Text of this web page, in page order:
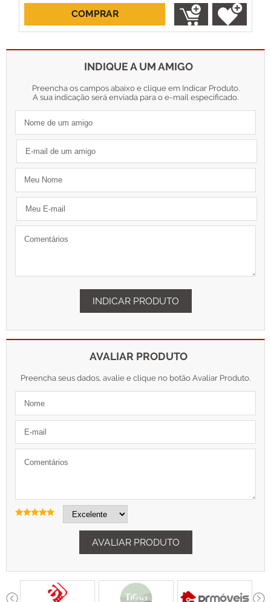
ou R$ 242,10 no boleto
COMPRAR
INDIQUE A UM AMIGO
Preencha os campos abaixo e clique em Indicar Produto.
A sua indicação será enviada para o e-mail especificado.
INDICAR PRODUTO
AVALIAR PRODUTO
Preencha seus dados, avalie e clique no botão Avaliar Produto.
AVALIAR PRODUTO